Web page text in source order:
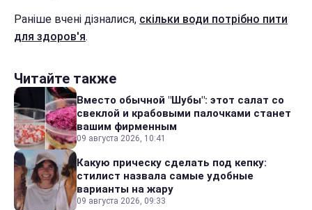
Раніше вчені дізналися, скільки води потрібно пити
для здоров'я.
Читайте также
Вместо обычной "Шубы": этот салат со
свеклой и крабовыми палочками станет
вашим фирменным
09 августа 2026, 10:41
Какую прическу сделать под кепку:
стилист назвала самые удобные
варианты на жару
09 августа 2026, 09:33